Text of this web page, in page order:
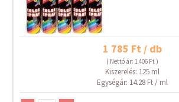
1 785 Ft / db
( Nettó ár: 1 406 Ft )
Kiszerelés: 125 ml
Egységár: 14.28 Ft / ml